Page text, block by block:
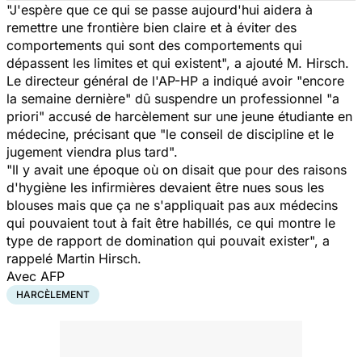
"J'espère que ce qui se passe aujourd'hui aidera à
remettre une frontière bien claire et à éviter des
comportements qui sont des comportements qui
dépassent les limites et qui existent", a ajouté M. Hirsch.
Le directeur général de l'AP-HP a indiqué avoir "encore
la semaine dernière" dû suspendre un professionnel "a
priori" accusé de harcèlement sur une jeune étudiante en
médecine, précisant que "le conseil de discipline et le
jugement viendra plus tard".
"Il y avait une époque où on disait que pour des raisons
d'hygiène les infirmières devaient être nues sous les
blouses mais que ça ne s'appliquait pas aux médecins
qui pouvaient tout à fait être habillés, ce qui montre le
type de rapport de domination qui pouvait exister", a
rappelé Martin Hirsch.
Avec AFP
HARCÈLEMENT